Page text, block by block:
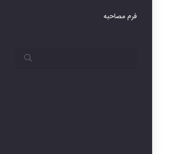
فرم مصاحبه